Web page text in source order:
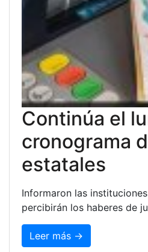
Continúa el
cronograma
estatales
Informaron las
percibirán los haberes de
Leer más →